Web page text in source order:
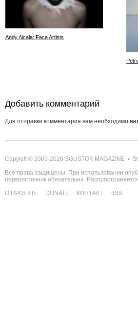
Andy Alcala: Face Artists
Добавить комментарий
Для отправки комментария вам необходимо
Copyleft © 2005-2026 SGUSTOK MAGAZINE •
Все права защищены. При использовании
первоисточник обязательна.
О ПРОЕКТЕ
DONATE КОНТАКТ RSS